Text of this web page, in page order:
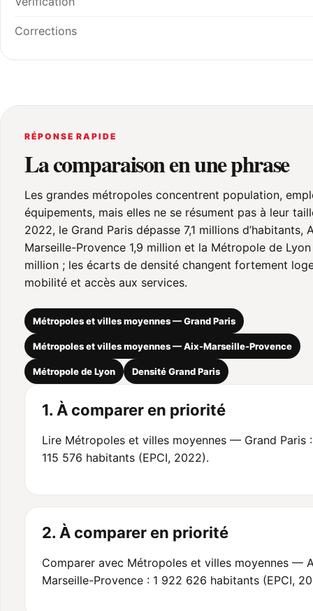
Corrections
RÉPONSE RAPIDE
La comparaison en une phrase
Les grandes métropoles concentrent population,
équipements, mais elles ne se résument pas à leur
2022, le Grand Paris dépasse 7,1 millions d’habitants,
Marseille-Provence 1,9 million et la Métropole de Lyon
million ; les écarts de densité changent fortement
mobilité et accès aux services.
Métropoles et villes moyennes — Grand Paris
Métropoles et villes moyennes — Aix-Marseille-Provence
Métropole de Lyon Densité Grand Paris
1. À comparer en priorité
Lire Métropoles et villes moyennes — Grand Paris
115 576 habitants (EPCI, 2022).
2. À comparer en priorité
Comparer avec Métropoles et villes moyennes —
Marseille-Provence : 1 922 626 habitants (EPCI,